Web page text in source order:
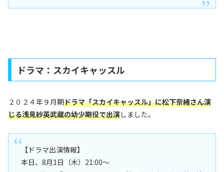
ドラマ：スカイキャッスル
２０２４年９月期ドラマ「スカイキャッスル」に松下奈緒さん演
じる浅見紗英武蔵の幼少期役で出演しました。
【ドラマ出演情報】
本日、8月1日（木）21:00〜